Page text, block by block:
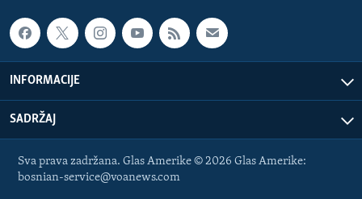
INFORMACIJE
SADRŽAJ
Sva prava zadržana. Glas Amerike © 2026 Glas Amerike:
bosnian-service@voanews.com